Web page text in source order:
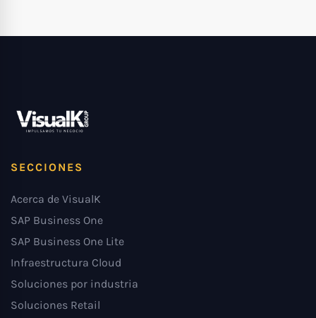
SECCIONES
Acerca de VisualK
SAP Business One
SAP Business One Lite
Infraestructura Cloud
Soluciones por industria
Soluciones Retail